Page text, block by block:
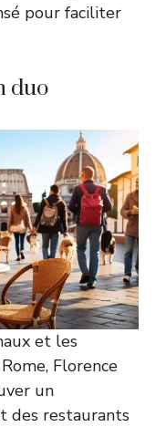
pour faciliter
duo
et les
Florence
un
des restaurants